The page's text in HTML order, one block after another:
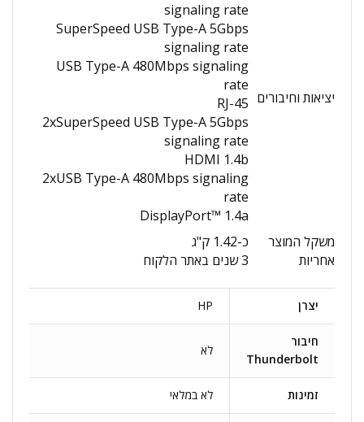
יציאות וחיבורים
signaling rate
SuperSpeed USB Type-A 5Gbps
signaling rate
USB Type-A 480Mbps signaling
rate
RJ-45
2xSuperSpeed USB Type-A 5Gbps
signaling rate
HDMI 1.4b
2xUSB Type-A 480Mbps signaling
rate
DisplayPort™ 1.4a
משקל המוצר
כ-1.42 ק"ג
אחריות
3 שנים באתר הלקוח
יצרן HP
חיבור
Thunderbolt
לא
זמינות לא במלאי